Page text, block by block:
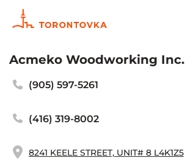
Acmeko Woodworking Inc.
(905) 597-5261
(416) 319-8002
8241 KEELE STREET, UNIT# 8 L4K1Z5